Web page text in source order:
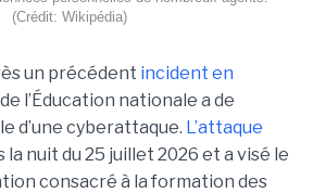
(Crédit: Wikipédia)
un précédent incident en
l’Éducation nationale a de
d’une cyberattaque. L’attaque
la nuit du 25 juillet 2026 et a visé le
consacré à la formation des